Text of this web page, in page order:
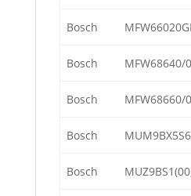
Bosch
Bosch MFW68640/
Bosch MFW68660/
Bosch
Bosch